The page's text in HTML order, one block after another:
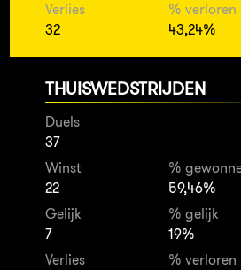
Verlies
32
% verloren
43,24%
THUISWEDSTRIJDEN
Duels
37
Winst
22
%
59,46%
Gelijk
7
% gelijk
19%
Verlies
% verloren